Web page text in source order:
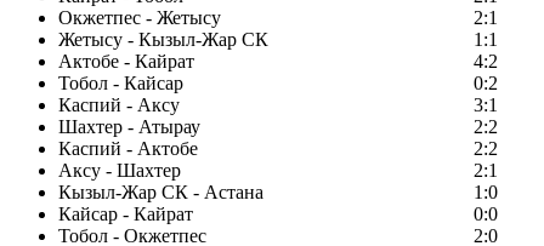
Окжетпес - Жетысу
2:1
Жетысу - Кызыл-Жар СК
1:1
Актобе - Кайрат
4:2
Тобол - Кайсар
0:2
Каспий - Аксу
3:1
Шахтер - Атырау
2:2
Каспий - Актобе
2:2
Аксу - Шахтер
2:1
Кызыл-Жар СК - Астана
1:0
Кайсар - Кайрат
0:0
Тобол - Окжетпес
2:0